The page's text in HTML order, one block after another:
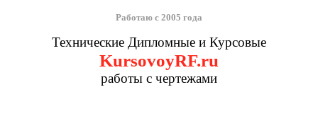
Работаю с 2005 года
Технические Дипломные и Курсовые
KursovoyRF.ru
работы с чертежами